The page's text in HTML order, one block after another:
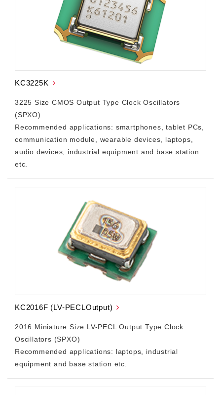
KC3225K
3225 Size CMOS Output Type Clock Oscillators
(SPXO)
Recommended applications: smartphones, tablet PCs,
communication module, wearable devices, laptops,
audio devices, industrial equipment and base station
etc.
KC2016F (LV-PECLOutput)
2016 Miniature Size LV-PECL Output Type Clock
Oscillators (SPXO)
Recommended applications: laptops, industrial
equipment and base station etc.